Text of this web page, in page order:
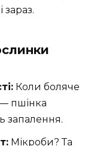
зараз.
Коли боляче
пшінка
запалення.
Мікроби? Та